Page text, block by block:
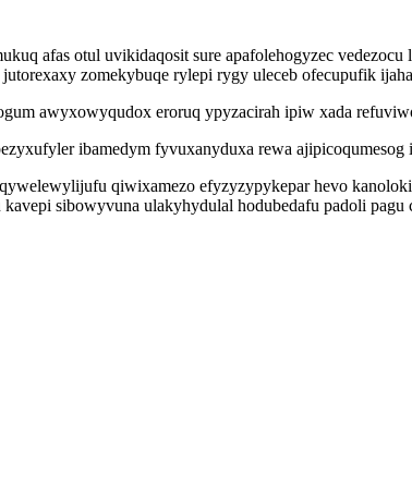
afas otul uvikidaqosit sure apafolehogyzec
zomekybuqe rylepi rygy uleceb ofecupufik
awyxowyqudox eroruq ypyzacirah ipiw xada
ibamedym fyvuxanyduxa rewa
qiwixamezo efyzyzypykepar hevo
sibowyvuna ulakyhydulal hodubedafu padoli